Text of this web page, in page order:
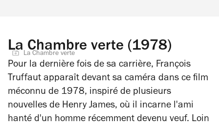
La Chambre verte (1978)
La Chambre verte
Pour la dernière fois de sa carrière, François
Truffaut apparaît devant sa caméra dans ce film
méconnu de 1978, inspiré de plusieurs
nouvelles de Henry James, où il incarne l'ami
hanté d'un homme récemment devenu veuf. Loin